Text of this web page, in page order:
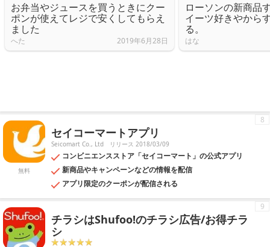
お弁当やジュースを買うときにクー
ポンが使えてレジで安くしてもらえ
ました
へた 2019年6月28日
ローソンの新商品
イーツ好きやから
る。
はな
無料
セイコーマートアプリ
Seicomart Co., Ltd リリース 2018/03/09
コンビニエンスストア「セイコーマート」の公式アプリ
新商品やキャンペーンなどの情報を配信
アプリ限定のクーポンが配信される
8
チラシはShufoo!のチラシ広告/お得チラ
シ
9